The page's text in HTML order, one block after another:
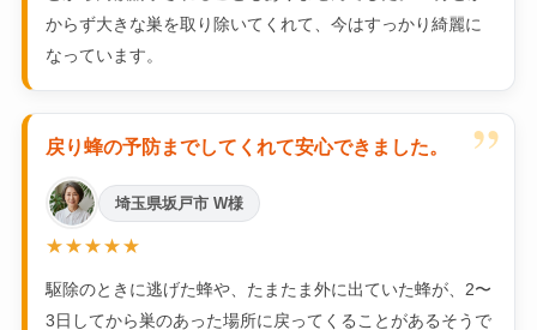
からず大きな巣を取り除いてくれて、今はすっかり綺麗に
なっています。
”
戻り蜂の予防までしてくれて安心できました。
埼玉県坂戸市 W様
★★★★★
駆除のときに逃げた蜂や、たまたま外に出ていた蜂が、2〜
3日してから巣のあった場所に戻ってくることがあるそうで